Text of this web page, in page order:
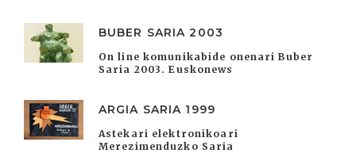
BUBER SARIA 2003
On line komunikabide onenari Buber
Saria 2003. Euskonews
ARGIA SARIA 1999
Astekari elektronikoari
Merezimenduzko Saria